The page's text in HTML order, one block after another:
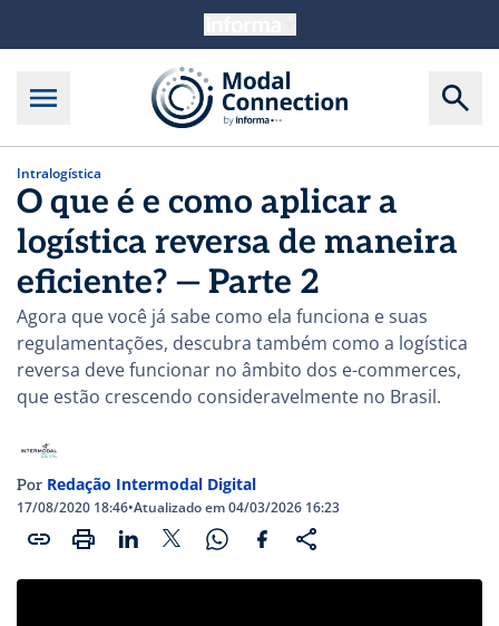
Intralogística
O que é e como aplicar a
logística reversa de maneira
eficiente? — Parte 2
Agora que você já sabe como ela funciona e suas
regulamentações, descubra também como a logística
reversa deve funcionar no âmbito dos e-commerces,
que estão crescendo consideravelmente no Brasil.
Por Redação Intermodal Digital
17/08/2020 18:46•Atualizado em 04/03/2026 16:23